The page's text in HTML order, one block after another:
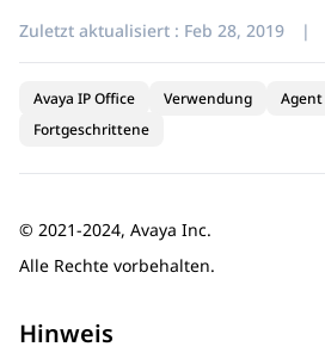
Zuletzt aktualisiert : Feb 28, 2019 |
Avaya IP Office Verwendung Agent
Fortgeschrittene
© 2021-2024, Avaya Inc.
Alle Rechte vorbehalten.
Hinweis